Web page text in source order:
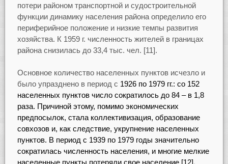
потери районом транспортной и судостроительной
функции динамику населения района определило его
периферийное положение и низкие темпы развития
хозяйства. К 1959 г. численность жителей в границах
района снизилась до 33,4 тыс. чел. [11].
Основное количество населенных пунктов исчезло и
было упразднено в период с 1926 по 1979 гг.: со 152
населенных пунктов число сократилось до 84 – в 1,8
раза. Причиной этому, помимо экономических
предпосылок, стала коллективизация, образование
совхозов и, как следствие, укрупнение населенных
пунктов. В период с 1939 по 1979 годы значительно
сократилась численность населения, и многие мелкие